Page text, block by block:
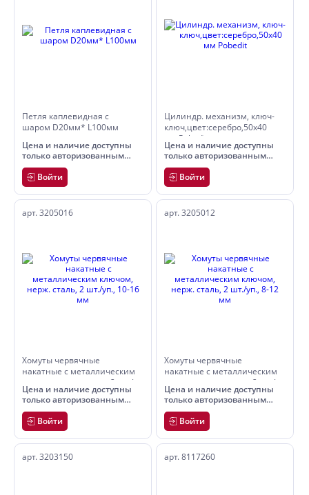
Петля каплевидная с
шаром D20мм* L100мм
Цена и наличие доступны
только авторизованным
пользователям
Войти
Цилиндр. механизм, ключ-
ключ,цвет:серебро,50x40
мм Pobedit
Цена и наличие доступны
только авторизованным
пользователям
Войти
арт. 3205016
Хомуты червячные
накатные с металлическим
ключом, нерж. сталь, 2 шт./
уп., 10-16 мм
Цена и наличие доступны
только авторизованным
пользователям
Войти
арт. 3205012
Хомуты червячные
накатные с металлическим
ключом, нерж. сталь, 2 шт./
уп., 8-12 мм
Цена и наличие доступны
только авторизованным
пользователям
Войти
арт. 3203150 арт. 8117260